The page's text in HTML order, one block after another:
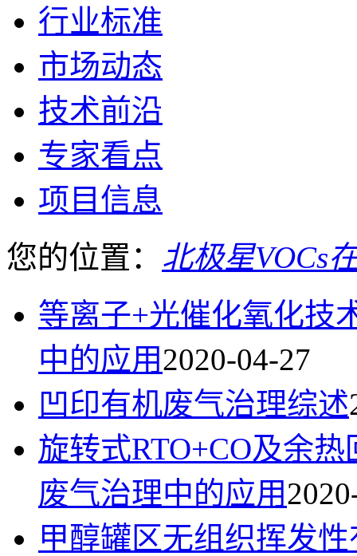
行业标准
市场动态
技术前沿
专家看点
项目信息
您的位置： 北极星VOCs
等离子+光催化氧化技
中的应用2020-04-27
凹印有机废气治理综述
旋转式RTO+CO及余
废气治理中的应用
甲醇罐区无组织挥发